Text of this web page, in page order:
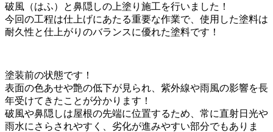
破風（はふ）と鼻隠しの上塗り施工を行いました！
今回の工程は仕上げにあたる重要な作業で、使用した塗料は
耐久性と仕上がりのバランスに優れた塗料です！
塗装前の状態です！
表面の色あせや艶の低下が見られ、紫外線や雨風の影響を長
年受けてきたことが分かります！
破風や鼻隠しは屋根の先端に位置するため、常に直射日光や
雨水にさらされやすく、劣化が進みやすい部分でもありま